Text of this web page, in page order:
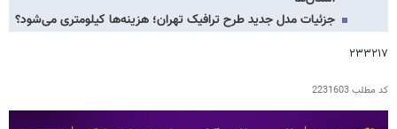
جزئیات مدل جدید طرح ترافیک تهران؛ هزینه‌ها کیلومتری می‌شود؟
۲۳۳۲۱۷
کد مطلب2231603